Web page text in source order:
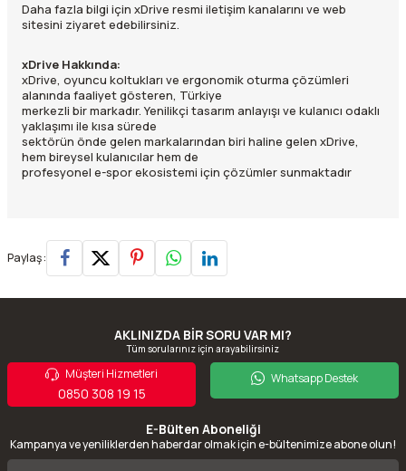
Daha fazla bilgi için xDrive resmi iletişim kanalarını ve web
sitesini ziyaret edebilirsiniz.
xDrive Hakkında:
xDrive, oyuncu koltukları ve ergonomik oturma çözümleri
alanında faaliyet gösteren, Türkiye
merkezli bir markadır. Yenilikçi tasarım anlayışı ve kulanıcı odaklı
yaklaşımı ile kısa sürede
sektörün önde gelen markalarından biri haline gelen xDrive,
hem bireysel kulanıcılar hem de
profesyonel e-spor ekosistemi için çözümler sunmaktadır
Paylaş :
AKLINIZDA BİR SORU VAR MI?
Tüm sorularınız için arayabilirsiniz
Müşteri Hizmetleri
0850 308 19 15
Whatsapp Destek
E-Bülten Aboneliği
Kampanya ve yeniliklerden haberdar olmak için e-bültenimize abone olun!